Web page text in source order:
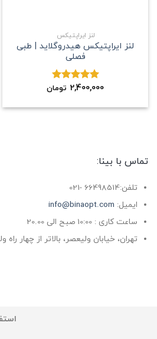
لنز ایراپتیکس
لنز ایراپتیکس هیدروگلاید | طبی
فصلی
نمره5.002,400,000 تومان
تماس با بینا:
تلفن:66498514 -021
ایمیل: info@binaopt.com
ساعت کاری : 10:00 صبح الی 20.00
تهران، خیابان ولیعصر، بالاتر از چهار راه